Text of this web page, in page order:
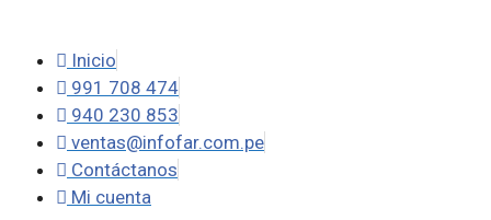
contenidoInicio
991 708 474
940 230 853
ventas@infofar.com.pe
Contáctanos
Mi cuenta